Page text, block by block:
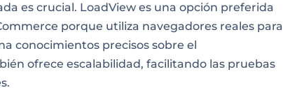
es crucial. LoadView es una opción preferida
porque utiliza navegadores reales para
conocimientos precisos sobre el
ofrece escalabilidad, facilitando las pruebas